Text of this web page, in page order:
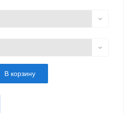
В корзину